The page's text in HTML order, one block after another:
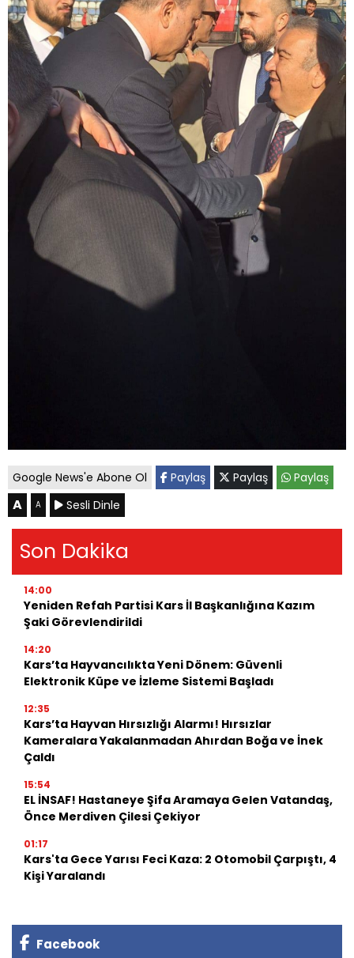
Google News'e Abone Ol Paylaş Paylaş Paylaş
A A Sesli Dinle
Son Dakika
14:00
Yeniden Refah Partisi Kars İl Başkanlığına Kazım
Şaki Görevlendirildi
14:20
Kars’ta Hayvancılıkta Yeni Dönem: Güvenli
Elektronik Küpe ve İzleme Sistemi Başladı
12:35
Kars’ta Hayvan Hırsızlığı Alarmı! Hırsızlar
Kameralara Yakalanmadan Ahırdan Boğa ve İnek
Çaldı
15:54
EL İNSAF! Hastaneye Şifa Aramaya Gelen Vatandaş,
Önce Merdiven Çilesi Çekiyor
01:17
Kars'ta Gece Yarısı Feci Kaza: 2 Otomobil Çarpıştı, 4
Kişi Yaralandı
Facebook